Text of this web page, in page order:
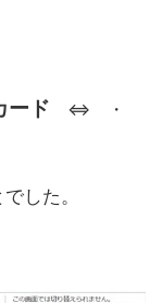
ード ⇔ ・
した。